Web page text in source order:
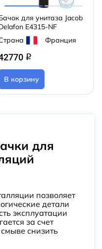
для унитаза Jacob
E4315-NF
Франция
q
В корзину
для
позволяет
детали
эксплуатации
за счет
снизить